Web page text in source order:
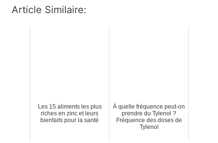
Article Similaire:
Les 15 aliments les plus
riches en zinc et leurs
bienfaits pour la santé
À quelle fréquence peut-on
prendre du Tylenol ?
Fréquence des doses de
Tylenol